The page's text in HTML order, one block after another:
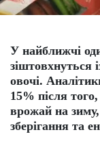
У найближчі
зіштовхнуться
овочі.
15% після
врожай на
зберігання та